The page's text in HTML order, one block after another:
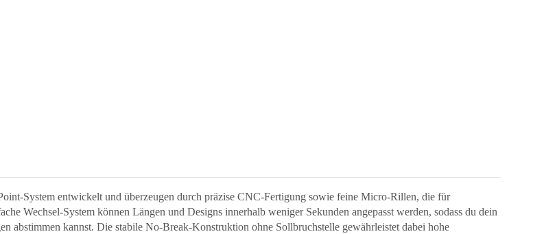
System entwickelt und überzeugen durch präzise CNC-Fertigung sowie feine Micro-Rillen, die für
Wechsel-System können Längen und Designs innerhalb weniger Sekunden angepasst werden, sodass du dein
abstimmen kannst. Die stabile No-Break-Konstruktion ohne Sollbruchstelle gewährleistet dabei hohe